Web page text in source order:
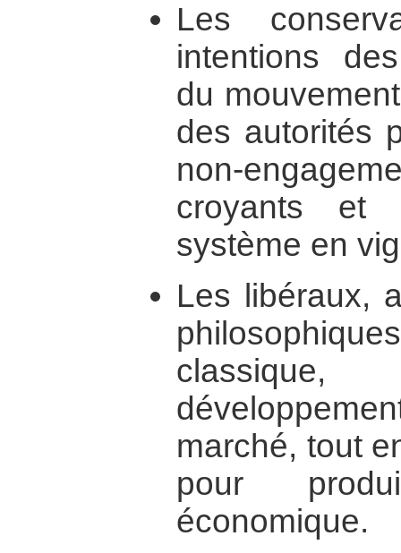
Les
intentions
du
des autorités
non-
croyants et
système en
Les libéraux,
marché, tout
pour
économique.